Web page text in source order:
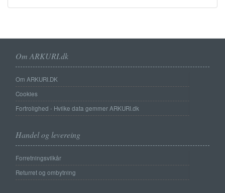
Om ARKURI.dk
Om ARKURI.DK
Cookies
Fortrolighed - Hvilke data gemmer ARKURI.dk
Handel og levereing
Forretningsvilkår
Returret og ombytning